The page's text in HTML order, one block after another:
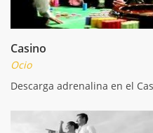
Casino
Ocio
Descarga adrenalina en el